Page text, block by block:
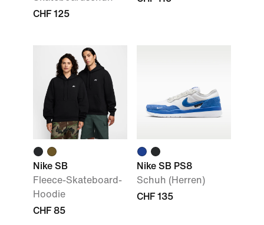
CHF 125
Nike SB
Fleece-Skateboard-
Hoodie
CHF 85
Nike SB PS8
Schuh (Herren)
CHF 135